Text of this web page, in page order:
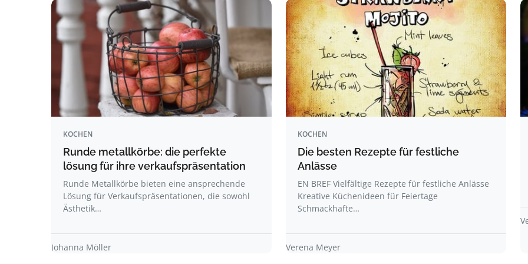
KOCHEN
Runde metallkörbe: die perfekte
lösung für ihre verkaufspräsentation
Runde Metallkörbe bieten eine ansprechende
Lösung für Verkaufspräsentationen, die sowohl
Ästhetik…
Johanna Möller
KOCHEN
Die besten Rezepte für festliche
Anlässe
EN BREF Vielfältige Rezepte für festliche Anlässe
Kreative Küchenideen für Feiertage
Schmackhafte…
Verena Meyer